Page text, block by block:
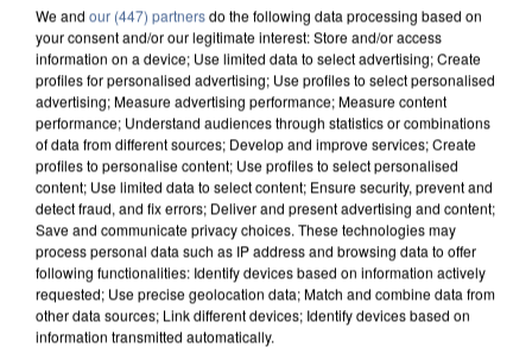
We and our (447) partnersdo the following data processing based on
your consent and/or our legitimate interest: Store and/or access
information on a device; Use limited data to select advertising; Create
profiles for personalised advertising; Use profiles to select personalised
advertising; Measure advertising performance; Measure content
performance; Understand audiences through statistics or combinations
of data from different sources; Develop and improve services; Create
profiles to personalise content; Use profiles to select personalised
content; Use limited data to select content; Ensure security, prevent and
detect fraud, and fix errors; Deliver and present advertising and content;
Save and communicate privacy choices. These technologies may
process personal data such as IP address and browsing data to offer
following functionalities: Identify devices based on information actively
requested; Use precise geolocation data; Match and combine data from
other data sources; Link different devices; Identify devices based on
information transmitted automatically.